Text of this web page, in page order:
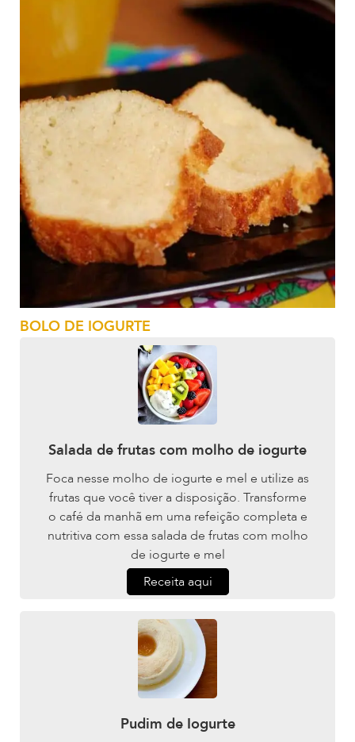
BOLO DE IOGURTE
Salada de frutas com molho de iogurte
Foca nesse molho de iogurte e mel e utilize as
frutas que você tiver a disposição. Transforme
o café da manhã em uma refeição completa e
nutritiva com essa salada de frutas com molho
de iogurte e mel
Receita aqui
Pudim de Iogurte